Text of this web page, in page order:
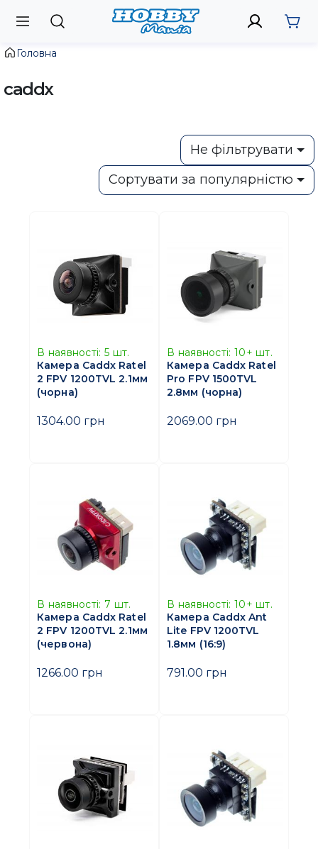
Головна
caddx
Не фільтрувати
Сортувати за популярністю
В наявності: 5 шт.
Камера Caddx Ratel
2 FPV 1200TVL 2.1мм
(чорна)
1304.00 грн
В наявності: 10+ шт.
Камера Caddx Ratel
Pro FPV 1500TVL
2.8мм (чорна)
2069.00 грн
В наявності: 7 шт.
Камера Caddx Ratel
2 FPV 1200TVL 2.1мм
(червона)
1266.00 грн
В наявності: 10+ шт.
Камера Caddx Ant
Lite FPV 1200TVL
1.8мм (16:9)
791.00 грн